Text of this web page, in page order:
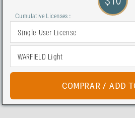
Cumulative Licenses :